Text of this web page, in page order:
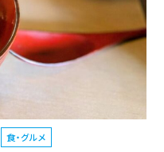
食・グルメ